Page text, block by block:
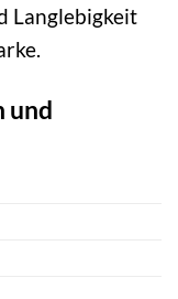
Langlebigkeit
und